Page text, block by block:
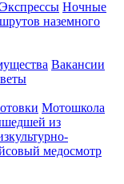
Экспрессы Ночные
наземного
Вакансии
Мотошкола
из
медосмотр